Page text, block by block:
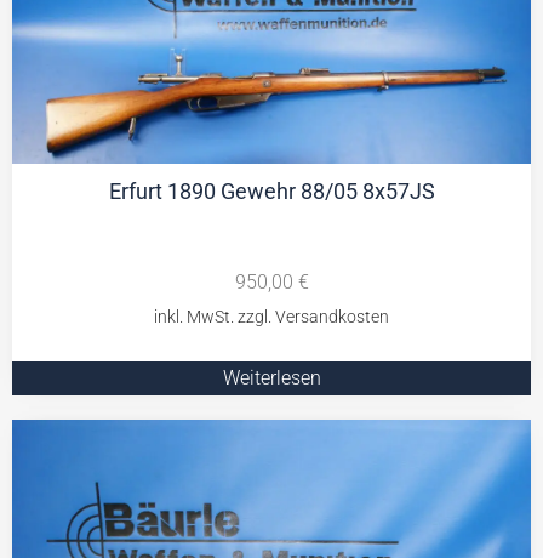
Erfurt 1890 Gewehr 88/05 8x57JS
950,00 €
Weiterlesen